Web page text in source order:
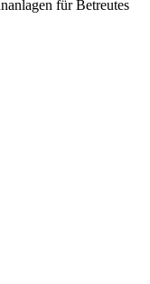
für Betreutes